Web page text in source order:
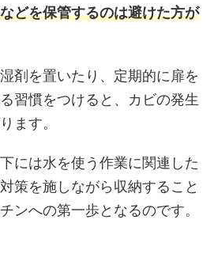
どを保管するのは避けた方が
剤を置いたり、定期的に扉を
習慣をつけると、カビの発生
ます。
には水を使う作業に関連した
策を施しながら収納すること
ンへの第一歩となるのです。